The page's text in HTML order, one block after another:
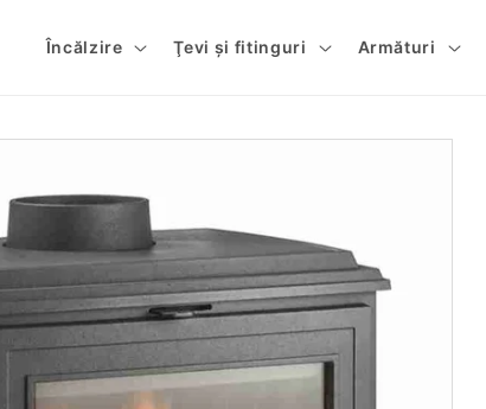
Încălzire Ţevi şi fitinguri Armături